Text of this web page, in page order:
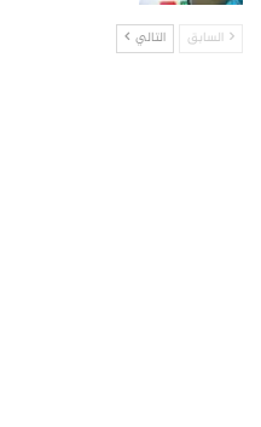
السابق التالي